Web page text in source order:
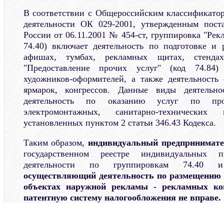
В соответствии с Общероссийским
деятельности ОК 029-2001, утвержденным
России от 06.11.2001 № 454-ст, группировка
74.40) включает деятельность по подготовке
афишах, тумбах, рекламных щитах,
"Предоставление прочих услуг" (код 74.84)
художников-оформителей, а также деятельность
ярмарок, конгрессов. Данные виды
деятельность по оказанию услуг по
электромонтажных, санитарно-
установленных пунктом 2 статьи 346.43 Кодекса.
Таким образом,индивидуальный
государственном реестре индивидуальных
деятельности по группировкам
осуществляющий деятельность по
объектах наружной рекламы - рекламных
патентную систему налогообложения не вправе.